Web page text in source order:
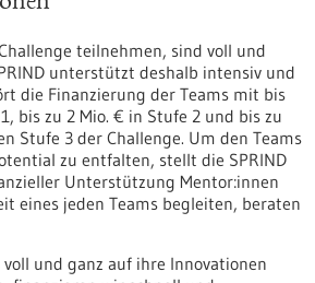
teilnehmen, sind voll und
unterstützt deshalb intensiv und
die Finanzierung der Teams mit bis
bis zu 2 Mio. € in Stufe 2 und bis zu
Stufe 3 der Challenge. Um den Teams
zu entfalten, stellt die SPRIND
Unterstützung Mentor:innen
eines jeden Teams begleiten, beraten
und ganz auf ihre Innovationen